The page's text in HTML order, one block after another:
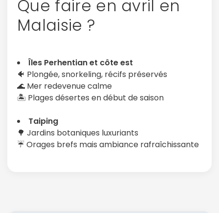
Que faire en avril en
Malaisie ?
Îles Perhentian et côte est
🐠 Plongée, snorkeling, récifs préservés
🌊 Mer redevenue calme
🏝️ Plages désertes en début de saison
Taiping
🌳 Jardins botaniques luxuriants
☔ Orages brefs mais ambiance rafraîchissante